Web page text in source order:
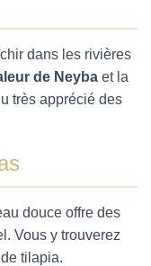
dans les rivières
de Neyba et la
très apprécié des
douce offre des
Vous y trouverez
tilapia.